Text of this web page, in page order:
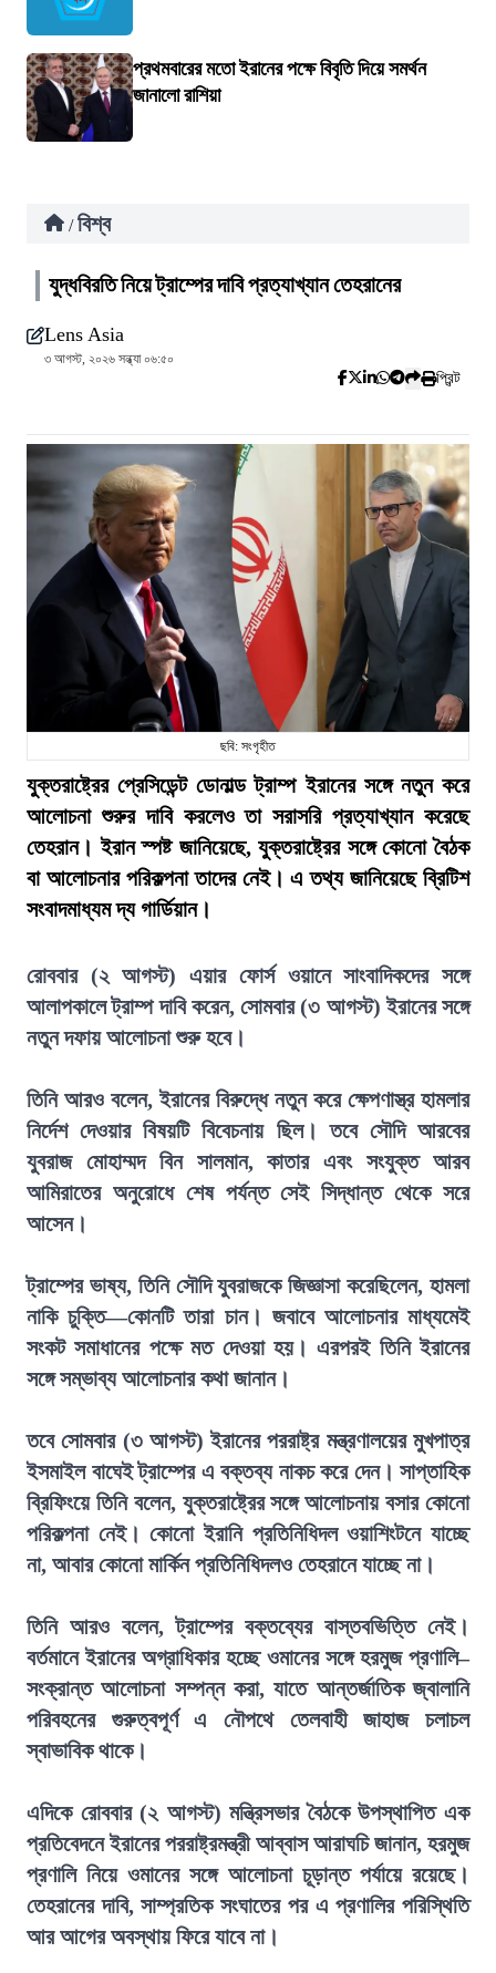
প্রথমবারের মতো ইরানের পক্ষে বিবৃতি দিয়ে সমর্থন
জানালো রাশিয়া
/ বিশ্ব
যুদ্ধবিরতি নিয়ে ট্রাম্পের দাবি প্রত্যাখ্যান তেহরানের
Lens Asia
৩ আগস্ট, ২০২৬ সন্ধ্যা ০৬:৫০
প্রিন্ট
ছবি: সংগৃহীত
যুক্তরাষ্ট্রের প্রেসিডেন্ট ডোনাল্ড ট্রাম্প ইরানের সঙ্গে নতুন করে
আলোচনা শুরুর দাবি করলেও তা সরাসরি প্রত্যাখ্যান করেছে
তেহরান। ইরান স্পষ্ট জানিয়েছে, যুক্তরাষ্ট্রের সঙ্গে কোনো বৈঠক
বা আলোচনার পরিকল্পনা তাদের নেই। এ তথ্য জানিয়েছে ব্রিটিশ
সংবাদমাধ্যম দ্য গার্ডিয়ান।
রোববার (২ আগস্ট) এয়ার ফোর্স ওয়ানে সাংবাদিকদের সঙ্গে
আলাপকালে ট্রাম্প দাবি করেন, সোমবার (৩ আগস্ট) ইরানের সঙ্গে
নতুন দফায় আলোচনা শুরু হবে।
তিনি আরও বলেন, ইরানের বিরুদ্ধে নতুন করে ক্ষেপণাস্ত্র হামলার
নির্দেশ দেওয়ার বিষয়টি বিবেচনায় ছিল। তবে সৌদি আরবের
যুবরাজ মোহাম্মদ বিন সালমান, কাতার এবং সংযুক্ত আরব
আমিরাতের অনুরোধে শেষ পর্যন্ত সেই সিদ্ধান্ত থেকে সরে
আসেন।
ট্রাম্পের ভাষ্য, তিনি সৌদি যুবরাজকে জিজ্ঞাসা করেছিলেন, হামলা
নাকি চুক্তি—কোনটি তারা চান। জবাবে আলোচনার মাধ্যমেই
সংকট সমাধানের পক্ষে মত দেওয়া হয়। এরপরই তিনি ইরানের
সঙ্গে সম্ভাব্য আলোচনার কথা জানান।
তবে সোমবার (৩ আগস্ট) ইরানের পররাষ্ট্র মন্ত্রণালয়ের মুখপাত্র
ইসমাইল বাঘেই ট্রাম্পের এ বক্তব্য নাকচ করে দেন। সাপ্তাহিক
ব্রিফিংয়ে তিনি বলেন, যুক্তরাষ্ট্রের সঙ্গে আলোচনায় বসার কোনো
পরিকল্পনা নেই। কোনো ইরানি প্রতিনিধিদল ওয়াশিংটনে যাচ্ছে
না, আবার কোনো মার্কিন প্রতিনিধিদলও তেহরানে যাচ্ছে না।
তিনি আরও বলেন, ট্রাম্পের বক্তব্যের বাস্তবভিত্তি নেই।
বর্তমানে ইরানের অগ্রাধিকার হচ্ছে ওমানের সঙ্গে হরমুজ প্রণালি–
সংক্রান্ত আলোচনা সম্পন্ন করা, যাতে আন্তর্জাতিক জ্বালানি
পরিবহনের গুরুত্বপূর্ণ এ নৌপথে তেলবাহী জাহাজ চলাচল
স্বাভাবিক থাকে।
এদিকে রোববার (২ আগস্ট) মন্ত্রিসভার বৈঠকে উপস্থাপিত এক
প্রতিবেদনে ইরানের পররাষ্ট্রমন্ত্রী আব্বাস আরাঘচি জানান, হরমুজ
প্রণালি নিয়ে ওমানের সঙ্গে আলোচনা চূড়ান্ত পর্যায়ে রয়েছে।
তেহরানের দাবি, সাম্প্রতিক সংঘাতের পর এ প্রণালির পরিস্থিতি
আর আগের অবস্থায় ফিরে যাবে না।